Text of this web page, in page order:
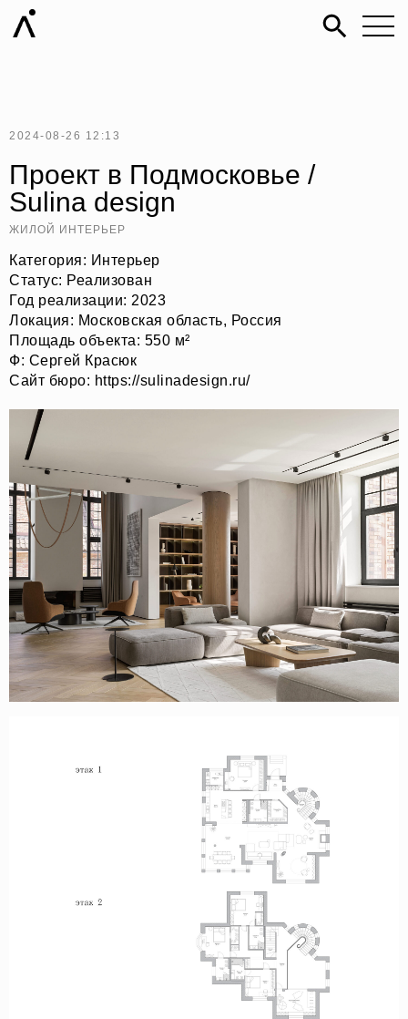
2024-08-26 12:13
Проект в Подмосковье /
Sulina design
ЖИЛОЙ ИНТЕРЬЕР
Категория: Интерьер
Статус: Реализован
Год реализации: 2023
Локация: Московская область, Россия
Площадь объекта: 550 м²
Ф: Сергей Красюк
Сайт бюро: https://sulinadesign.ru/